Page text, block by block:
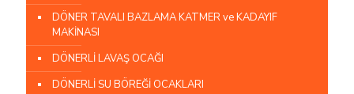
DÖNER TAVALI BAZLAMA KATMER ve KADAYIF
MAKİNASI
DÖNERLİ LAVAŞ OCAĞI
DÖNERLİ SU BÖREĞİ OCAKLARI